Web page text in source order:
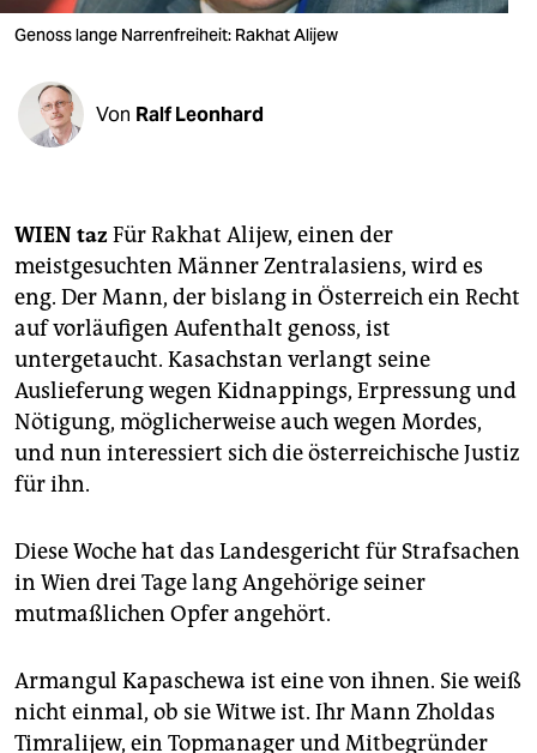
veranstaltungen
shop
fragen & hilfe
abo
genossenschaft
epaper login
Genoss lange Narrenfreiheit: Rakhat Alijew
Von Ralf Leonhard
WIEN taz Für Rakhat Alijew, einen der
meistgesuchten Männer Zentralasiens, wird es
eng. Der Mann, der bislang in Österreich ein Recht
auf vorläufigen Aufenthalt genoss, ist
untergetaucht. Kasachstan verlangt seine
Auslieferung wegen Kidnappings, Erpressung und
Nötigung, möglicherweise auch wegen Mordes,
und nun interessiert sich die österreichische Justiz
für ihn.
Diese Woche hat das Landesgericht für Strafsachen
in Wien drei Tage lang Angehörige seiner
mutmaßlichen Opfer angehört.
Armangul Kapaschewa ist eine von ihnen. Sie weiß
nicht einmal, ob sie Witwe ist. Ihr Mann Zholdas
Timralijew, ein Topmanager und Mitbegründer